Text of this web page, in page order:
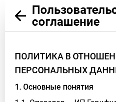
соглашение
ПОЛИТИКА В
ПЕРСОНАЛЬНЫХ
1. Основные понятия